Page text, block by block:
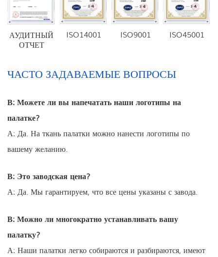
АУДИТНЫЙ
ОТЧЕТ
ISO14001 ISO9001 ISO45001
ЧАСТО ЗАДАВАЕМЫЕ ВОПРОСЫ
В: Можете ли вы напечатать наши логотипы на
палатке?
А: Да. На ткань палатки можно нанести логотипы по
вашему желанию.
В: Это заводская цена?
А: Да. Мы гарантируем, что все цены указаны с завода.
В: Можно ли многократно устанавливать вашу
палатку?
А: Наши палатки легко собираются и разбираются, имеют